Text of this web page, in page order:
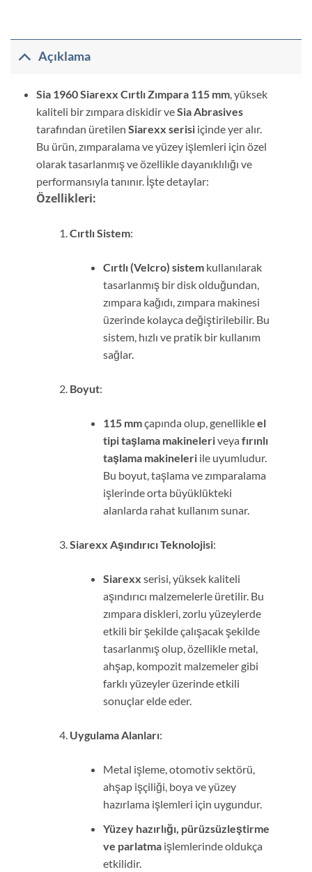
Açıklama
Sia 1960 Siarexx Cırtlı Zımpara 115 mm, yüksek
kaliteli bir zımpara diskidir veSia Abrasives
tarafından üretilen Siarexx serisiiçinde yer alır.
Bu ürün, zımparalama ve yüzey işlemleri için özel
olarak tasarlanmış ve özellikle dayanıklılığı ve
performansıyla tanınır. İşte detaylar:
Özellikleri:
Cırtlı Sistem:
Cırtlı (Velcro) sistemkullanılarak
tasarlanmış bir disk olduğundan,
zımpara kağıdı, zımpara makinesi
üzerinde kolayca değiştirilebilir. Bu
sistem, hızlı ve pratik bir kullanım
sağlar.
Boyut:
115 mmçapında olup, genellikleel
tipi taşlama makineleriveya fırınlı
taşlama makineleriile uyumludur.
Bu boyut, taşlama ve zımparalama
işlerinde orta büyüklükteki
alanlarda rahat kullanım sunar.
Siarexx Aşındırıcı Teknolojisi:
Siarexx serisi, yüksek kaliteli
aşındırıcı malzemelerle üretilir. Bu
zımpara diskleri, zorlu yüzeylerde
etkili bir şekilde çalışacak şekilde
tasarlanmış olup, özellikle metal,
ahşap, kompozit malzemeler gibi
farklı yüzeyler üzerinde etkili
sonuçlar elde eder.
Uygulama Alanları:
Metal işleme, otomotiv sektörü,
ahşap işçiliği, boya ve yüzey
hazırlama işlemleri için uygundur.
Yüzey hazırlığı, pürüzsüzleştirme
ve parlatmaişlemlerinde oldukça
etkilidir.